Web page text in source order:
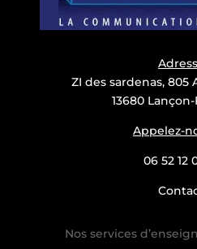
ZI des sardenas, 805
13680
Appelez-
06 52 12
Nos services